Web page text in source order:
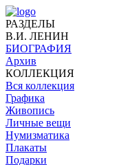
РАЗДЕЛЫ
В.И. ЛЕНИН
БИОГРАФИЯ
Архив
КОЛЛЕКЦИЯ
Вся коллекция
Графика
Живопись
Личные вещи
Нумизматика
Плакаты
Подарки